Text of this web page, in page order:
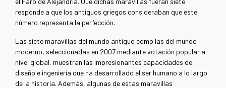
responde a que los antiguos griegos consideraban que este
número representa la perfección.
Las siete maravillas del mundo antiguo como las del mundo
moderno, seleccionadas en 2007 mediante votación popular a
nivel global, muestran las impresionantes capacidades de
diseño e ingeniería que ha desarrollado el ser humano a lo largo
de la historia. Además, algunas de estas maravillas